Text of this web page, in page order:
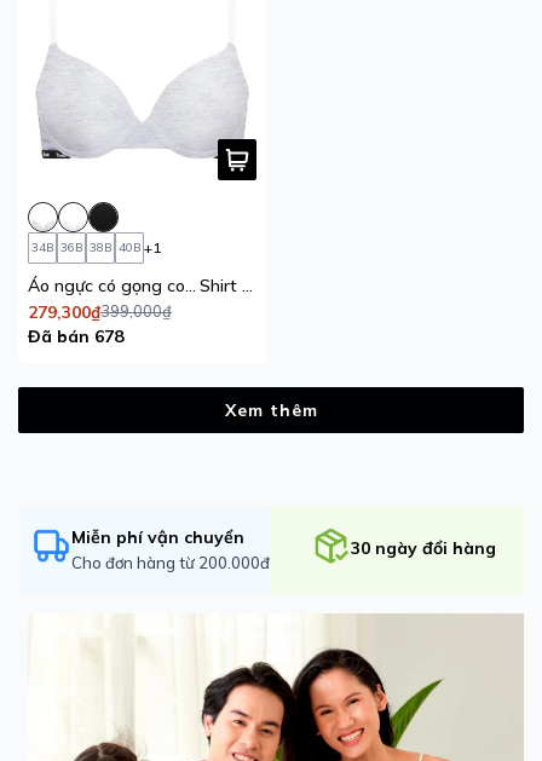
34B 36B 38B 40B +1
Áo ngực có gọng cotton USA iBasic mút mỏng cúp T
Shirt Young & Free
279,300₫399,000₫
Đã bán 678
Xem thêm
Miễn phí vận chuyển
Cho đơn hàng từ 200.000đ
30 ngày đổi hàng